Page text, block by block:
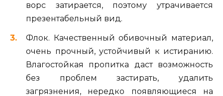
ворс затирается, поэтому утрачивается
презентабельный вид.
Флок. Качественный обивочный материал,
очень прочный, устойчивый к истиранию.
Влагостойкая пропитка даст возможность
без проблем застирать, удалить
загрязнения, нередко появляющиеся на